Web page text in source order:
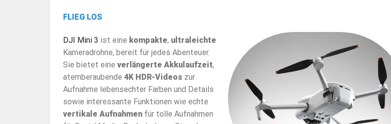
FLIEG LOS
DJI Mini 3 ist eine kompakte, ultraleichte
Kameradrohne, bereit für jedes Abenteuer.
Sie bietet eine verlängerte Akkulaufzeit,
atemberaubende 4K HDR-Videoszur
Aufnahme lebensechter Farben und Details
sowie interessante Funktionen wie echte
vertikale Aufnahmenfür tolle Aufnahmen